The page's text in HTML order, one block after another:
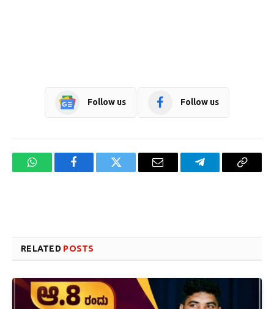
Follow us Follow us
WhatsAppFacebookTwitter Email TelegramCopy
RELATED POSTS